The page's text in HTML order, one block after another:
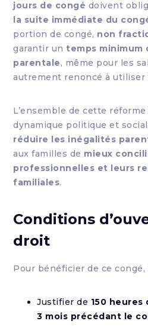
jours de congé doivent
la suite immédiate du
portion de congé, non
garantir un temps minimum
parentale, même pour les
autrement renoncé à utiliser
L’ensemble de cette
dynamique politique et
réduire les inégalités
aux familles de mieux
professionnelles et leurs
familiales.
Conditions
droit
Pour bénéficier de ce congé,
Justifier de 150 heures
3 mois précédant le